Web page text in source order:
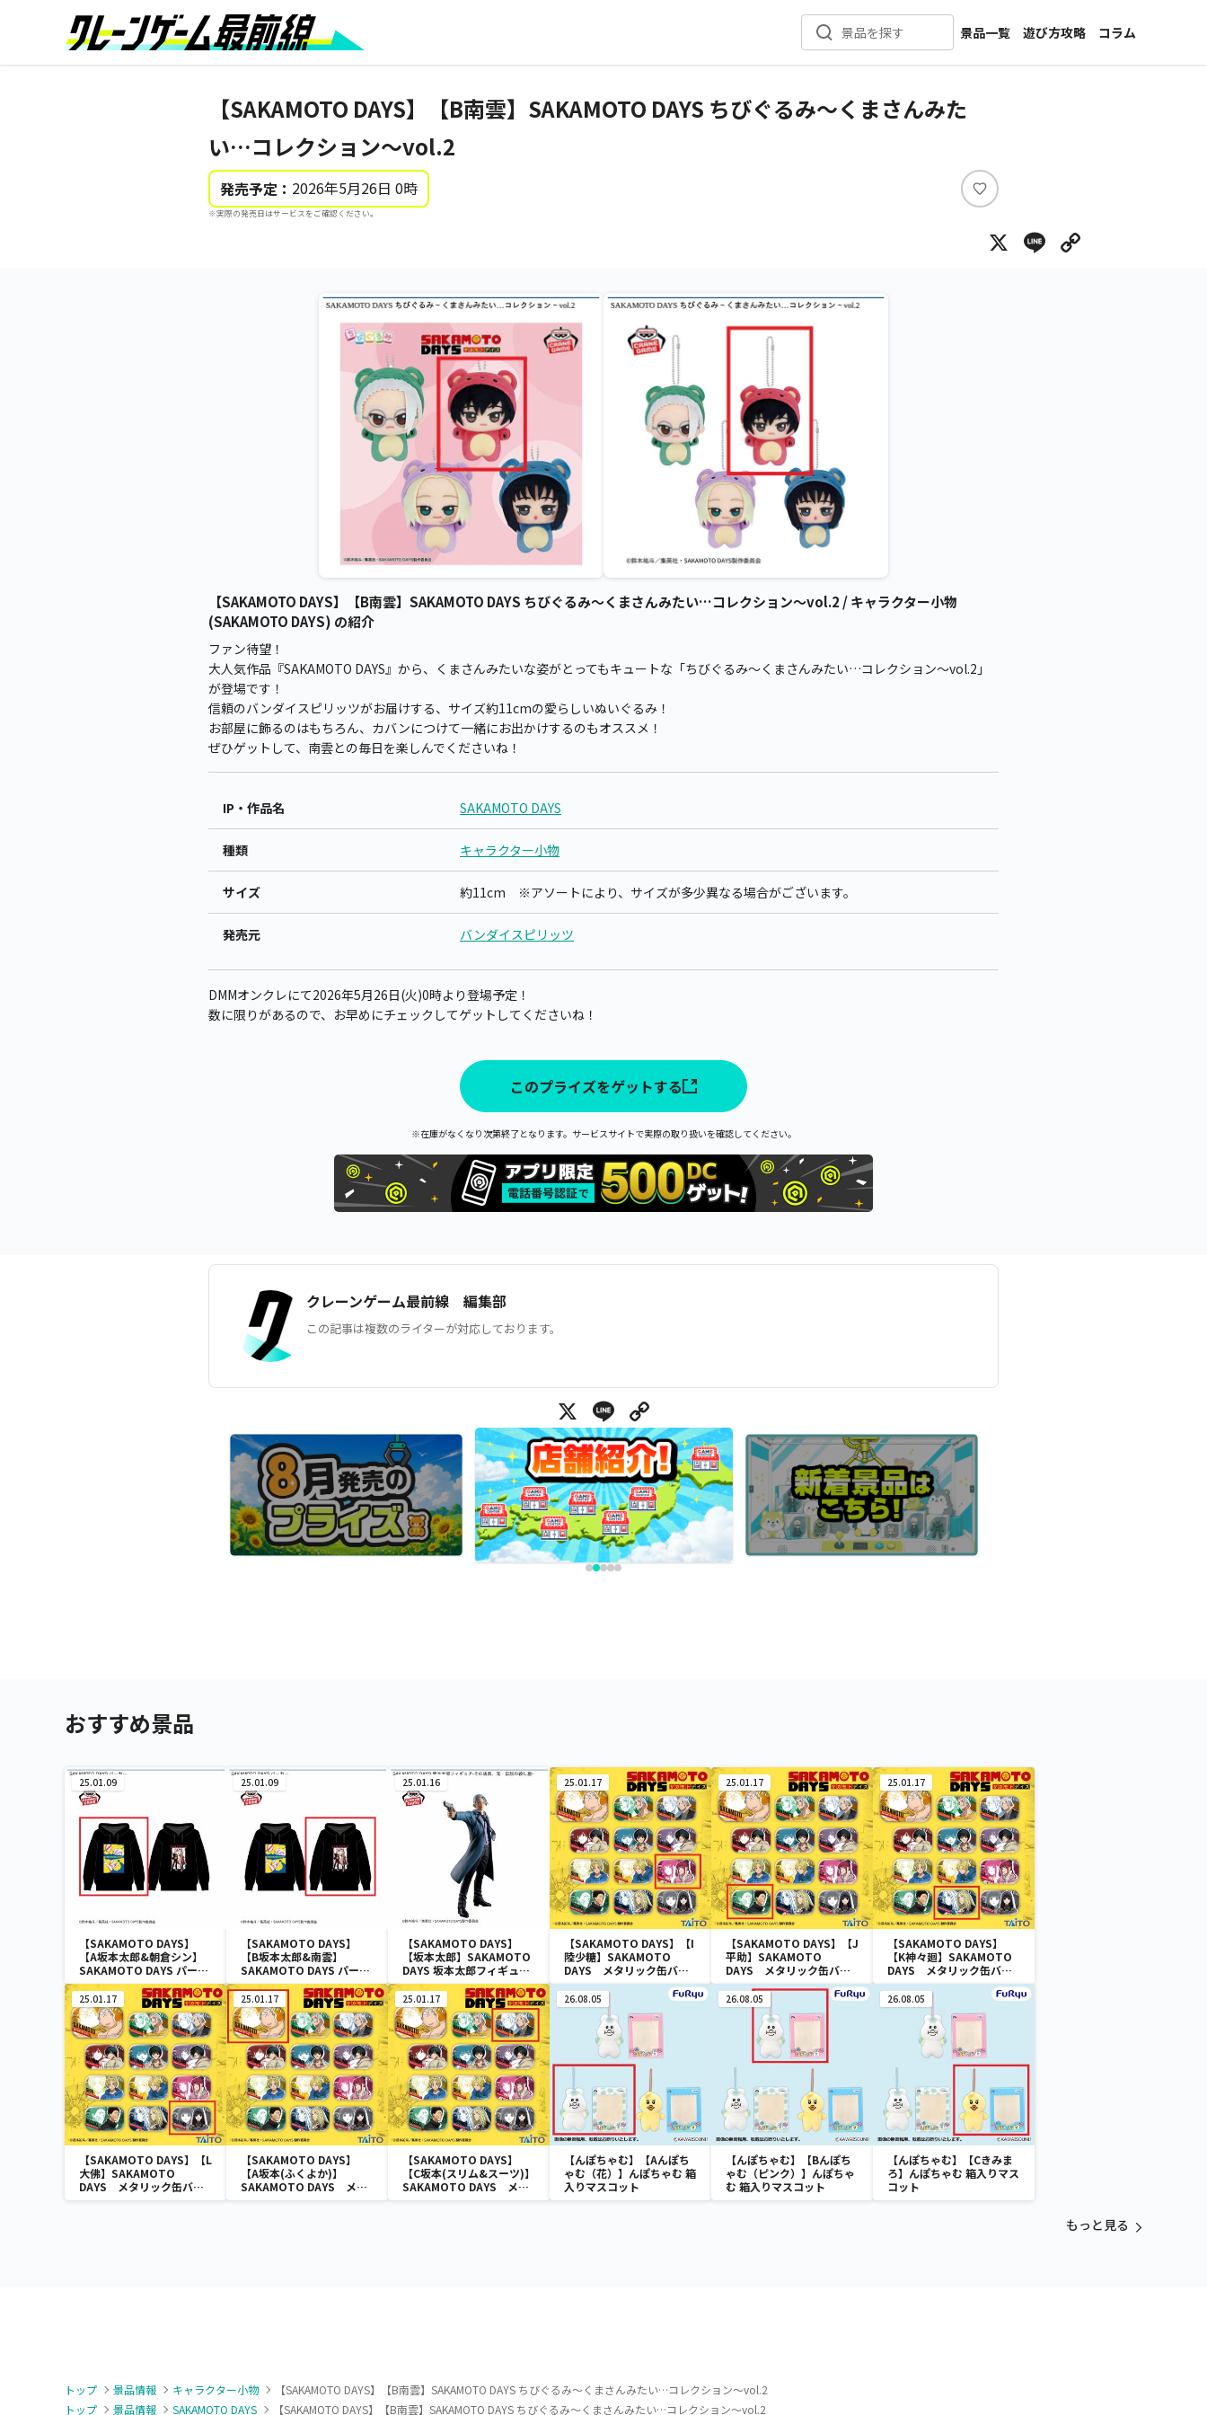
景品を探す
景品一覧
新着景品
遊び方攻略
コラム
インタビュー
【SAKAMOTO DAYS】【B南雲】SAKAMOTO DAYS ちびぐるみ～くまさんみた
い…コレクション～vol.2
発売予定： 2026年5月26日 0時
※実際の発売日はサービスをご確認ください。
い
ね
X Line
【SAKAMOTO DAYS】【B南雲】SAKAMOTO DAYS ちびぐるみ～くまさんみたい…コレクション～vol.2 / キャラクター小物
(SAKAMOTO DAYS) の紹介
ファン待望！
大人気作品『SAKAMOTO DAYS』から、くまさんみたいな姿がとってもキュートな「ちびぐるみ～くまさんみたい…コレクション～vol.2」
が登場です！
信頼のバンダイスピリッツがお届けする、サイズ約11cmの愛らしいぬいぐるみ！
お部屋に飾るのはもちろん、カバンにつけて一緒にお出かけするのもオススメ！
ぜひゲットして、南雲との毎日を楽しんでくださいね！
IP・作品名 SAKAMOTO DAYS
種類 キャラクター小物
サイズ 約11cm ※アソートにより、サイズが多少異なる場合がございます。
発売元 バンダイスピリッツ
DMMオンクレにて2026年5月26日(火)0時より登場予定！
数に限りがあるので、お早めにチェックしてゲットしてくださいね！
このプライズをゲットする
※在庫がなくなり次第終了となります。サービスサイトで実際の取り扱いを確認してください。
クレーンゲーム最前線 編集部
この記事は複数のライターが対応しております。
X Line
おすすめ景品
25.01.09
【SAKAMOTO DAYS】
【A坂本太郎&朝倉シン】
SAKAMOTO DAYS パーカ
ー
25.01.09
【SAKAMOTO DAYS】
【B坂本太郎&南雲】
SAKAMOTO DAYS パーカ
ー
25.01.16
【SAKAMOTO DAYS】
【坂本太郎】SAKAMOTO
DAYS 坂本太郎フィギュア-
その店長、元・伝説の殺し
屋-
25.01.17
【SAKAMOTO DAYS】【I
陸少糖】SAKAMOTO
DAYS メタリック缶バッ
ジ
25.01.17
【SAKAMOTO DAYS】【J
平助】SAKAMOTO
DAYS メタリック缶バッ
ジ
25.01.17
【SAKAMOTO DAYS】
【K神々廻】SAKAMOTO
DAYS メタリック缶バッ
ジ
25.01.17
【SAKAMOTO DAYS】【L
大佛】SAKAMOTO
DAYS メタリック缶バッ
ジ
25.01.17
【SAKAMOTO DAYS】
【A坂本(ふくよか)】
SAKAMOTO DAYS メタ
リック缶バッジ
25.01.17
【SAKAMOTO DAYS】
【C坂本(スリム&スーツ)】
SAKAMOTO DAYS メタ
リック缶バッジ
26.08.05
【んぽちゃむ】【Aんぽち
ゃむ（花）】んぽちゃむ 箱
入りマスコット
26.08.05
【んぽちゃむ】【Bんぽち
ゃむ（ピンク）】んぽちゃ
む 箱入りマスコット
26.08.05
【んぽちゃむ】【Cきみま
ろ】んぽちゃむ 箱入りマス
コット
もっと見る
トップ 景品情報 キャラクター小物
【SAKAMOTO DAYS】【B南雲】SAKAMOTO DAYS ちびぐるみ～くまさんみたい…コレクション～vol.2
トップ
景品情報 SAKAMOTO DAYS 【SAKAMOTO DAYS】【B南雲】SAKAMOTO DAYS ちびぐるみ～くまさんみたい…コレクション～vol.2